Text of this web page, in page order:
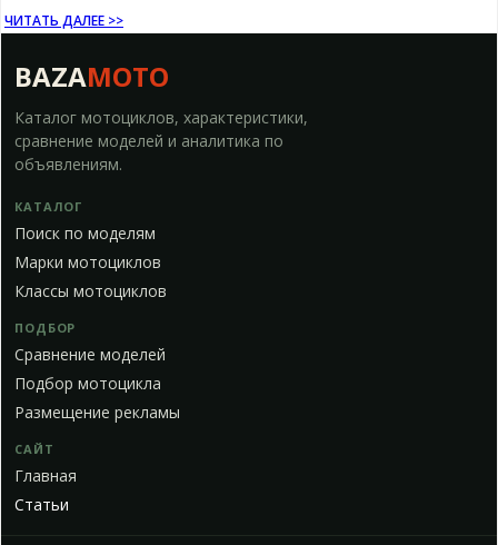
ЧИТАТЬ ДАЛЕЕ >>
BAZAMOTO
Каталог мотоциклов, характеристики,
сравнение моделей и аналитика по
объявлениям.
КАТАЛОГ
Поиск по моделям
Марки мотоциклов
Классы мотоциклов
ПОДБОР
Сравнение моделей
Подбор мотоцикла
Размещение рекламы
САЙТ
Главная
Статьи